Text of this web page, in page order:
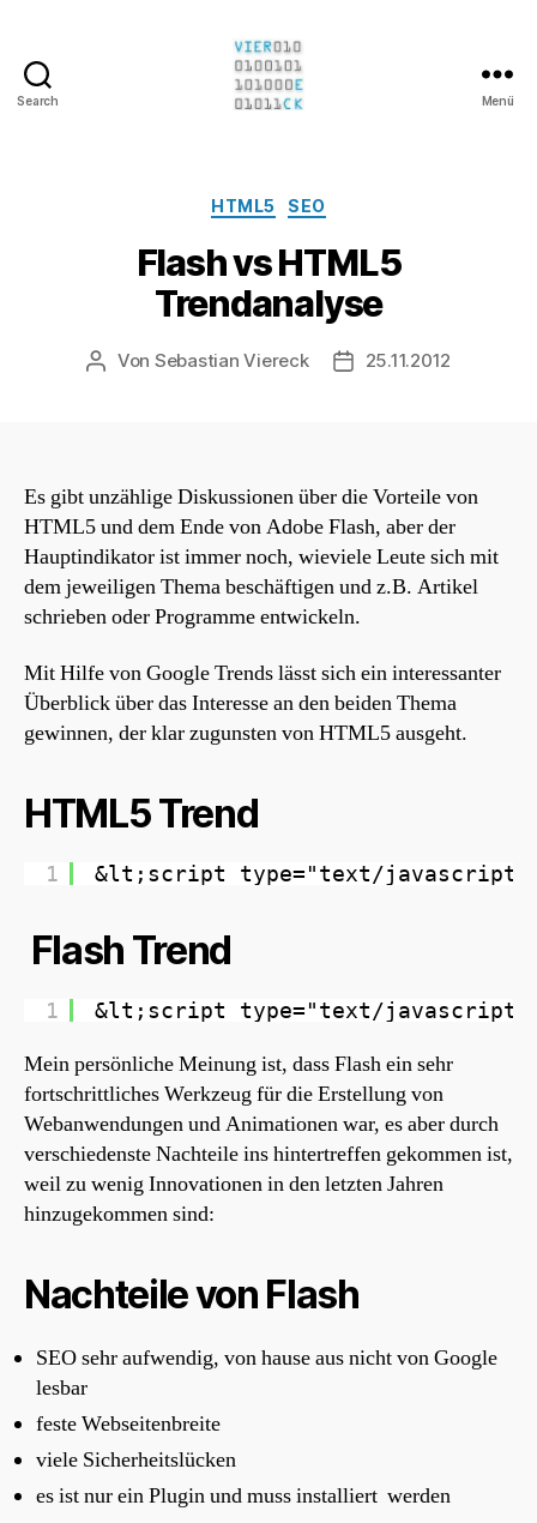
Search Menü
Kategorien
HTML5 SEO
Flash vs HTML5
Trendanalyse
Beitragsautor
Von Sebastian Viereck Beitragsdatum
25.11.2012
Es gibt unzählige Diskussionen über die Vorteile von
HTML5 und dem Ende von Adobe Flash, aber der
Hauptindikator ist immer noch, wieviele Leute sich mit
dem jeweiligen Thema beschäftigen und z.B. Artikel
schrieben oder Programme entwickeln.
Mit Hilfe von Google Trends lässt sich ein interessanter
Überblick über das Interesse an den beiden Thema
gewinnen, der klar zugunsten von HTML5 ausgeht.
HTML5 Trend
1 &lt;script type="text/javascript"
Flash Trend
1 &lt;script type="text/javascript"
Mein persönliche Meinung ist, dass Flash ein sehr
fortschrittliches Werkzeug für die Erstellung von
Webanwendungen und Animationen war, es aber durch
verschiedenste Nachteile ins hintertreffen gekommen ist,
weil zu wenig Innovationen in den letzten Jahren
hinzugekommen sind:
Nachteile von Flash
SEO sehr aufwendig, von hause aus nicht von Google
lesbar
feste Webseitenbreite
viele Sicherheitslücken
es ist nur ein Plugin und muss installiert werden